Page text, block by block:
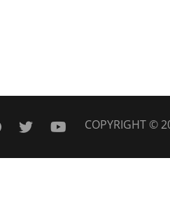
facebook
twitteryoutube
COPYRIGHT ©